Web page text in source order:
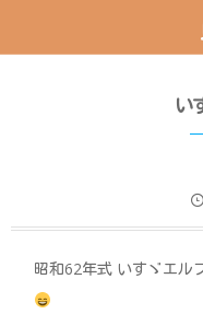
い
昭和62年式 いすゞエル